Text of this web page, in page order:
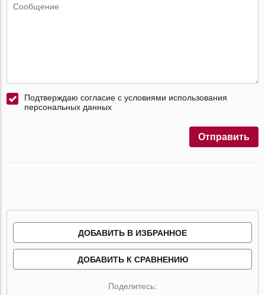
Подтверждаю согласие с условиями использования
персональных данных
Отправить
ДОБАВИТЬ В ИЗБРАННОЕ
ДОБАВИТЬ К СРАВНЕНИЮ
Поделитесь: